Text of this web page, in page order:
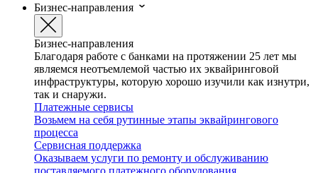
Бизнес-направления
Бизнес-направления
Благодаря работе с банками на протяжении 25 лет мы
являемся неотъемлемой частью их эквайринговой
инфраструктуры, которую хорошо изучили как изнутри,
так и снаружи.
Платежные сервисы
Возьмем на себя рутинные этапы эквайрингового
процесса
Сервисная поддержка
Оказываем услуги по ремонту и обслуживанию
поставляемого платежного оборудования